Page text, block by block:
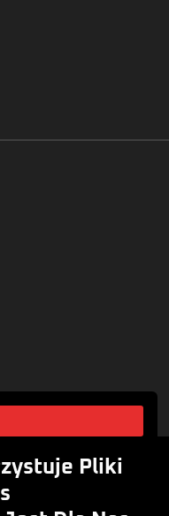
Pliki